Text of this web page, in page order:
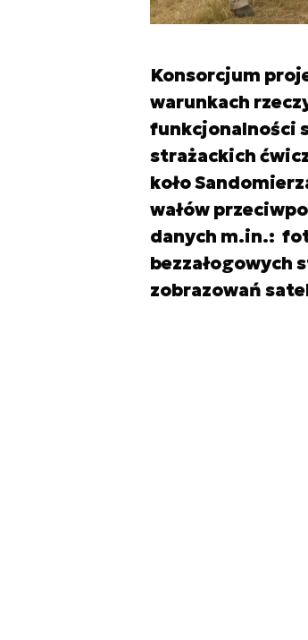
Konsorcjum
warunkach
funkcjonalności
strażackich
koło
wałów
danych m.in.:
bezzałogowych
zobrazowań